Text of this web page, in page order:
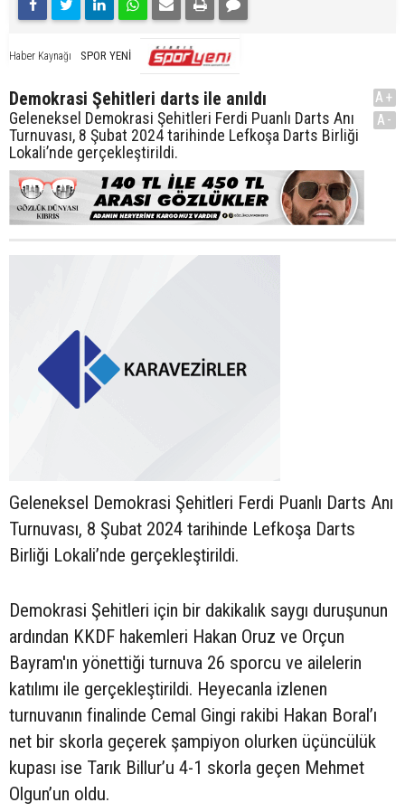
Haber Kaynağı SPOR YENİ
Demokrasi Şehitleri darts ile anıldı
Geleneksel Demokrasi Şehitleri Ferdi Puanlı Darts Anı
Turnuvası, 8 Şubat 2024 tarihinde Lefkoşa Darts Birliği
Lokali’nde gerçekleştirildi.
A+
A-
Geleneksel Demokrasi Şehitleri Ferdi Puanlı Darts Anı
Turnuvası, 8 Şubat 2024 tarihinde Lefkoşa Darts
Birliği Lokali’nde gerçekleştirildi.
Demokrasi Şehitleri için bir dakikalık saygı duruşunun
ardından KKDF hakemleri Hakan Oruz ve Orçun
Bayram'ın yönettiği turnuva 26 sporcu ve ailelerin
katılımı ile gerçekleştirildi. Heyecanla izlenen
turnuvanın finalinde Cemal Gingi rakibi Hakan Boral’ı
net bir skorla geçerek şampiyon olurken üçüncülük
kupası ise Tarık Billur’u 4-1 skorla geçen Mehmet
Olgun’un oldu.